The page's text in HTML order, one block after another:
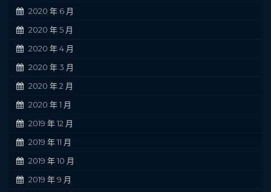
2020 年 6 月
2020 年 5 月
2020 年 4 月
2020 年 3 月
2020 年 2 月
2020 年 1 月
2019 年 12 月
2019 年 11 月
2019 年 10 月
2019 年 9 月